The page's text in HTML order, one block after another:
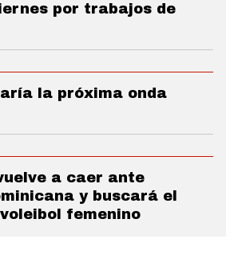
por trabajos de
la próxima onda
a caer ante
y buscará el
femenino